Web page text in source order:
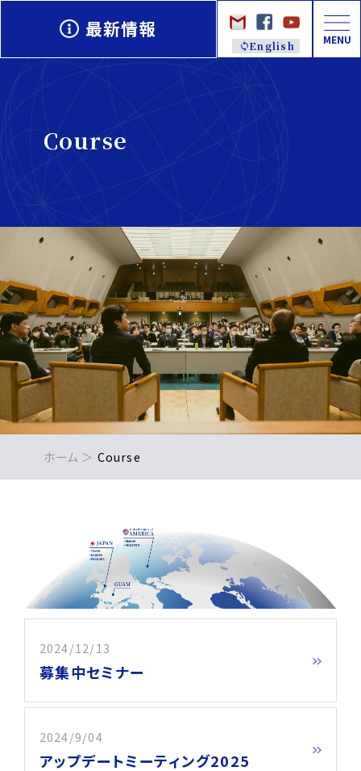
MENU
English
最新情報
Course
ホーム Course
2024/12/13
募集中セミナー
2024/9/04
アップデートミーティング2025